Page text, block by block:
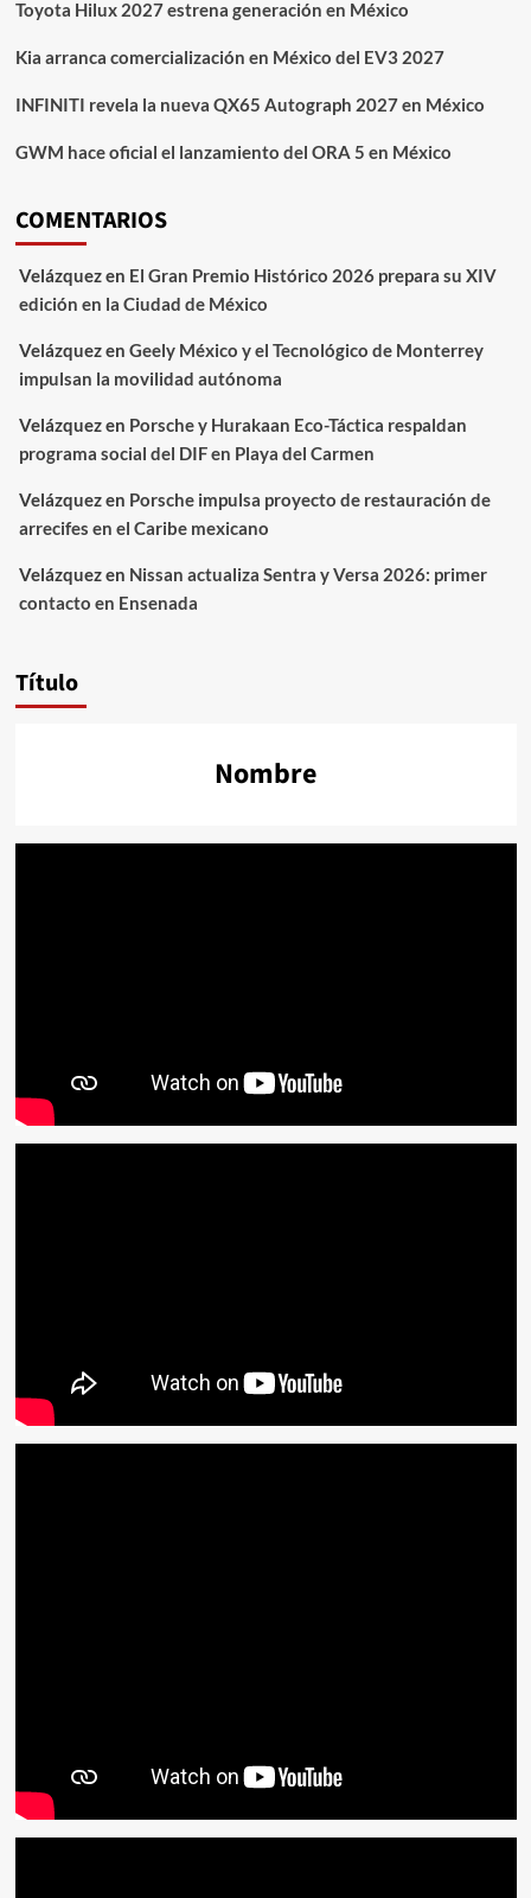
Toyota Hilux 2027 estrena generación en México
Kia arranca comercialización en México del EV3 2027
INFINITI revela la nueva QX65 Autograph 2027 en México
GWM hace oficial el lanzamiento del ORA 5 en México
COMENTARIOS
Velázquezen El Gran Premio Histórico 2026 prepara su XIV
edición en la Ciudad de México
Velázquezen Geely México y el Tecnológico de Monterrey
impulsan la movilidad autónoma
Velázquezen Porsche y Hurakaan Eco-Táctica respaldan
programa social del DIF en Playa del Carmen
Velázquezen Porsche impulsa proyecto de restauración de
arrecifes en el Caribe mexicano
Velázquezen Nissan actualiza Sentra y Versa 2026: primer
contacto en Ensenada
Título
Nombre